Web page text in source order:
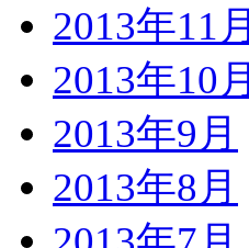
2013年11月
2013年10月
2013年9月
2013年8月